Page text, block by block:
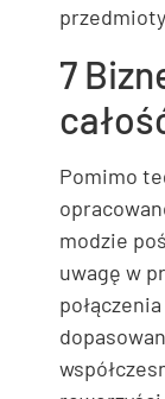
7
Pomimo
modzie
uwagę w